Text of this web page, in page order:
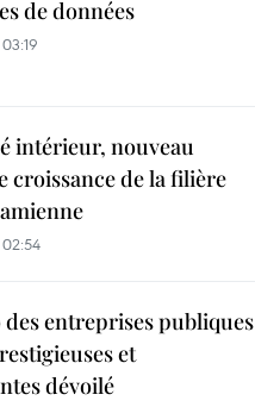
de données
intérieur, nouveau
croissance de la filière
des entreprises publiques
et
dévoilé